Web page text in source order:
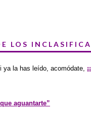
LOS
ya la has leído, acomódate,
aguantarte”